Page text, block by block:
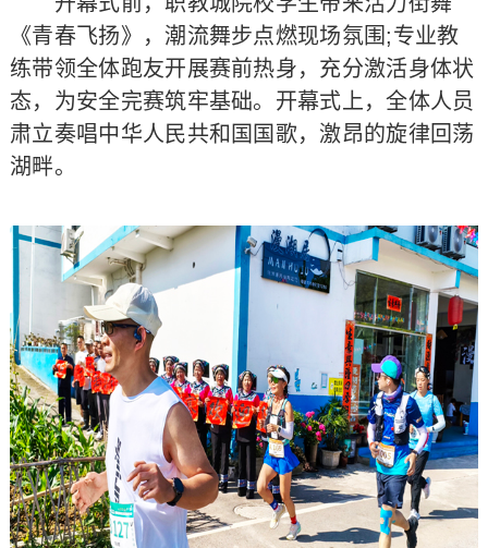
《青春飞扬》，潮流舞步点燃现场氛围;专业教
练带领全体跑友开展赛前热身，充分激活身体状
态，为安全完赛筑牢基础。开幕式上，全体人员
肃立奏唱中华人民共和国国歌，激昂的旋律回荡
湖畔。